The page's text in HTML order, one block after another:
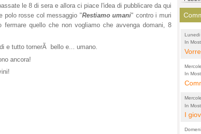
le 8 di sera e allora ci piace l'idea di pubblicare da qui
polo rosse col messaggio "Restiamo umani" contro i muri
quello che non vogliamo che avvenga domani, 8
e tutto tornerÃ bello e... umano.
ancora!
Lunedi
In
di
eIn
In
I